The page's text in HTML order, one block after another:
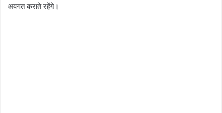
अवगत कराते रहेंगे।